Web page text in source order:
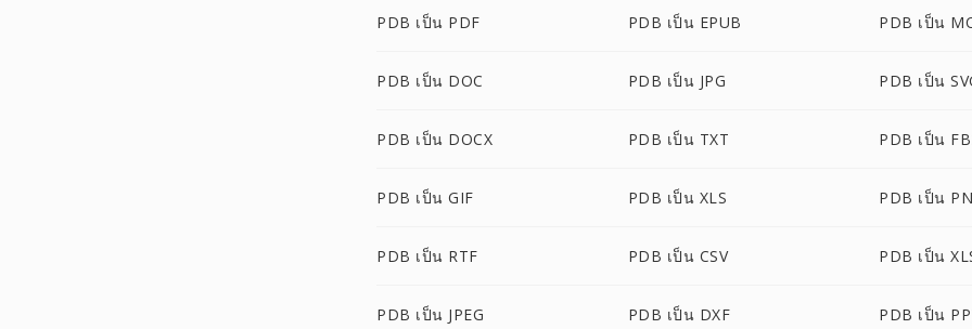
PDB เป็น PDF PDB เป็น EPUB PDB เป็น
PDB เป็น DOC PDB เป็น JPG PDB เป็น
PDB เป็น DOCX PDB เป็น TXT PDB เป็น
PDB เป็น GIF PDB เป็น XLS PDB เป็น
PDB เป็น RTF PDB เป็น CSV PDB เป็น
PDB เป็น JPEG PDB เป็น DXF PDB เป็น